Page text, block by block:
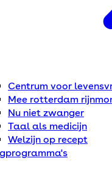
Centrum voor
Mee rotterdam
Nu niet zwanger
Taal als medicijn
Welzijn op recept